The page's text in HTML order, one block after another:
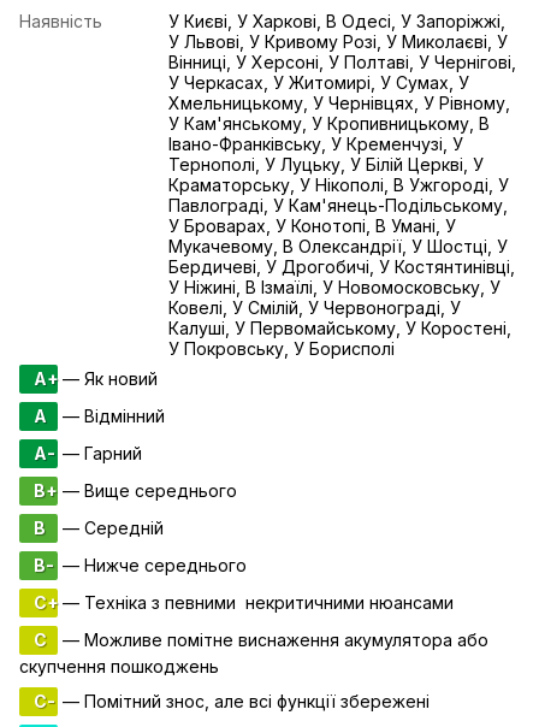
Наявність
У Києві, У Харкові, В Одесі, У Запоріжжі,
У Львові, У Кривому Розі, У Миколаєві, У
Вінниці, У Херсоні, У Полтаві, У Чернігові,
У Черкасах, У Житомирі, У Сумах, У
Хмельницькому, У Чернівцях, У Рівному,
У Кам'янському, У Кропивницькому, В
Івано-Франківську, У Кременчузі, У
Тернополі, У Луцьку, У Білій Церкві, У
Краматорську, У Нікополі, В Ужгороді, У
Павлограді, У Кам'янець-Подільському,
У Броварах, У Конотопі, В Умані, У
Мукачевому, В Олександрії, У Шостці, У
Бердичеві, У Дрогобичі, У Костянтинівці,
У Ніжині, В Ізмаїлі, У Новомосковську, У
Ковелі, У Смілій, У Червонограді, У
Калуші, У Первомайському, У Коростені,
У Покровську, У Борисполі
A+— Як новий
A
— Відмінний
A- — Гарний
B+ — Вище середнього
B
— Середній
B- — Нижче середнього
C+— Техніка з певними некритичними нюансами
C
— Можливе помітне виснаження акумулятора або
скупчення пошкоджень
C- — Помітний знос, але всі функції збережені